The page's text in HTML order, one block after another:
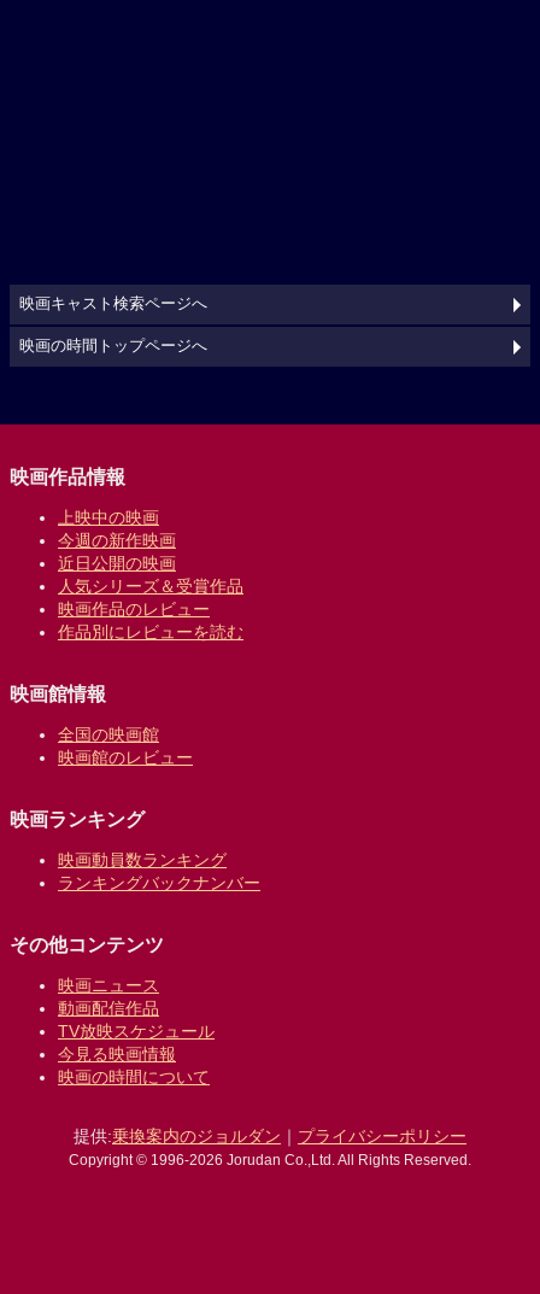
映画キャスト検索ページへ
映画の時間トップページへ
映画作品情報
上映中の映画
今週の新作映画
近日公開の映画
人気シリーズ＆受賞作品
映画作品のレビュー
作品別にレビューを読む
映画館情報
全国の映画館
映画館のレビュー
映画ランキング
映画動員数ランキング
ランキングバックナンバー
その他コンテンツ
映画ニュース
動画配信作品
TV放映スケジュール
今見る映画情報
映画の時間について
提供:乗換案内のジョルダン ｜ プライバシーポリシー
Copyright © 1996-2026 Jorudan Co.,Ltd. All Rights Reserved.